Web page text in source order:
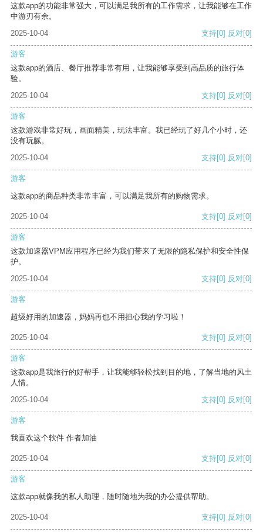
这款app的功能非常强大，可以满足我所有的工作需求，让我能够在工作
中游刃有余。
2025-10-04
支持[0] 反对[0]
游客
这款app的酒店、餐厅推荐非常有用，让我能够享受到高品质的旅行体
验。
2025-10-04
支持[0] 反对[0]
游客
这款游戏非常好玩，画面精美，玩法丰富。我已经玩了好几个小时，还
没有玩腻。
2025-10-04
支持[0] 反对[0]
游客
这款app的商品种类非常丰富，可以满足我所有的购物需求。
2025-10-04 支持[0] 反对[0]
游客
这款加速器VPM应用程序已经为我们带来了无限的隐私保护和安全性保
护。
2025-10-04
支持[0] 反对[0]
游客
超级好用的加速器，妈妈再也不用担心我的学习啦！
2025-10-04 支持[0] 反对[0]
游客
这款app是我旅行的好帮手，让我能够轻松找到目的地，了解当地的风土
人情。
2025-10-04
支持[0] 反对[0]
游客
我喜欢这个软件 作者加油
2025-10-04 支持[0] 反对[0]
游客
这款app就像我的私人助理，随时随地为我的办公提供帮助。
2025-10-04 支持[0] 反对[0]